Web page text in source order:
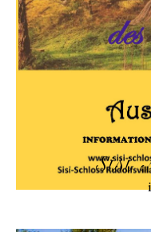
Sisi